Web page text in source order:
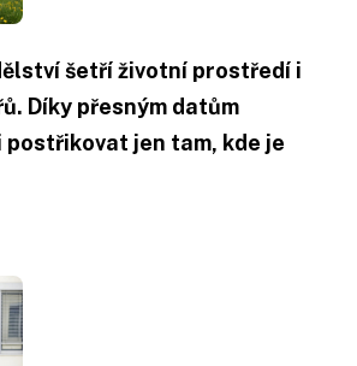
šetří životní prostředí i
Díky přesným datům
postřikovat jen tam, kde je